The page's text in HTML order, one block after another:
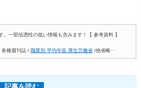
。一部信憑性の低い情報も含みます！ 【 参考資料 】
各種週刊誌 / 職業別 平均年収 厚生労働省/他省略‥